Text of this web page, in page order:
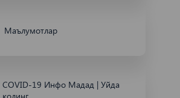
Маълумотлар
COVID-19 Инфо Мадад | Уйда